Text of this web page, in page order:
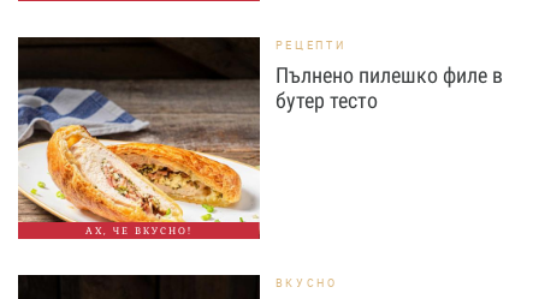
АХ, ЧЕ ВКУСНО!
РЕЦЕПТИ
Пълнено пилешко филе в
бутер тесто
ВКУСНО